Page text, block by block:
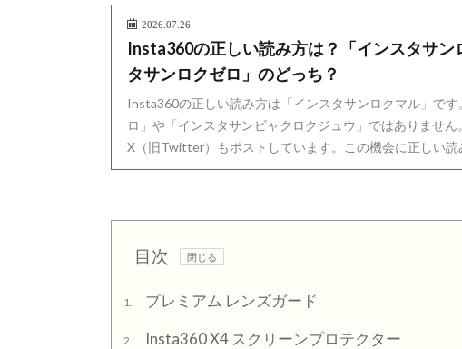
2026.07.26
Insta360の正しい読み方は？「インスタサン
タサンロクゼロ」のどっち？
Insta360の正しい読み方は「インスタサンロクマル」で
ロ」や「インスタサンビャクロクジュウ」ではありませ
X（旧Twitter）もポストしています。この機会に正しい読
目次
1. プレミアム レンズガード
2. Insta360 X4 スクリーンプロテクター